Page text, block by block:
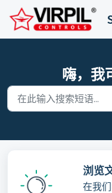
跳过至主要内容
嗨，我
浏览
在我